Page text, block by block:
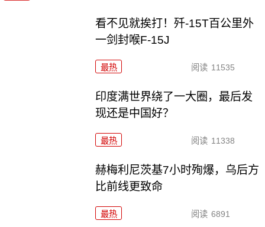
看不见就挨打！歼-15T百公里外
一剑封喉F-15J
最热 阅读 11535
印度满世界绕了一大圈，最后发
现还是中国好？
最热 阅读 11338
赫梅利尼茨基7小时殉爆，乌后方
比前线更致命
最热 阅读 6891